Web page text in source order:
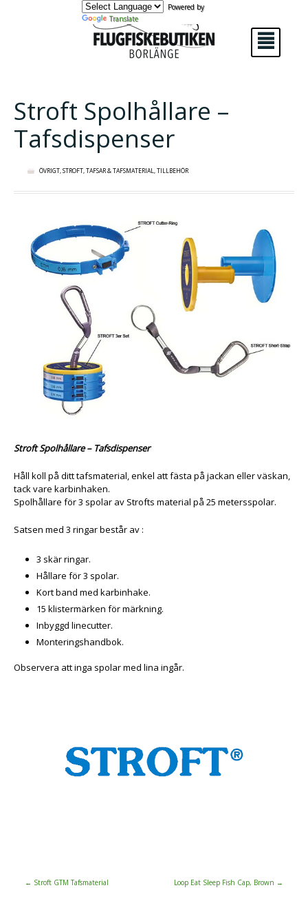
Powered by
Translate
²
Stroft Spolhållare –
Tafsdispenser
ÖVRIGT,STROFT,TAFSAR & TAFSMATERIAL,TILLBEHÖR
Stroft Spolhållare – Tafsdispenser
Håll koll på ditt tafsmaterial, enkel att fästa på jackan eller väskan,
tack vare karbinhaken.
Spolhållare för 3 spolar av Strofts material på 25 metersspolar.
Satsen med 3 ringar består av :
3 skär ringar.
Hållare för 3 spolar.
Kort band med karbinhake.
15 klistermärken för märkning.
Inbyggd linecutter.
Monteringshandbok.
Observera att inga spolar med lina ingår.
← Stroft GTM Tafsmaterial Loop Eat Sleep Fish Cap, Brown →